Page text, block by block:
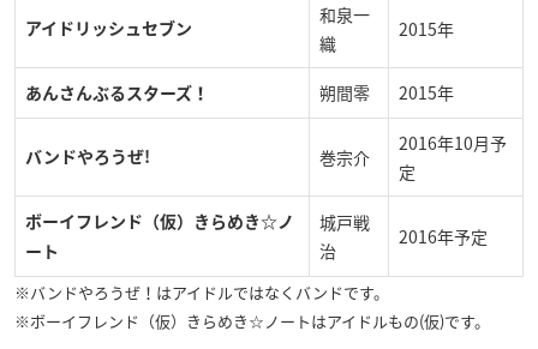
アイドリッシュセブン
和泉一
織
2015年
あんさんぶるスターズ！ 朔間零 2015年
バンドやろうぜ! 巻宗介
2016年10月予
定
ボーイフレンド（仮）きらめき☆ノ
ート
城戸戦
治
2016年予定
※バンドやろうぜ！はアイドルではなくバンドです。
※ボーイフレンド（仮）きらめき☆ノートはアイドルもの(仮)です。